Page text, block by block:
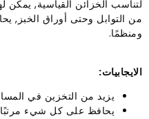
لتناسب الخزائن القياسية,
من التوابل وحتى أوراق الخبز,
ومنظمًا.
الايجابيات:
يزيد من التخزين في
يحافظ على كل شيء مرتبًا